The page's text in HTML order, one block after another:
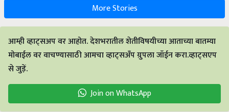
More Stories
आम्ही व्हाट्सअप वर आहोत. देशभरातील शेतीविषयीच्या आताच्या बातम्या
मोबाईल वर वाचण्यासाठी आमचा व्हाट्सअँप ग्रुपला जॉईन करा.व्हाट्सएप
से जुड़ें.
Join on WhatsApp